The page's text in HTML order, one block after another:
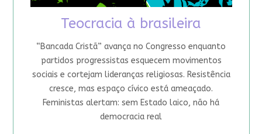
Teocracia à brasileira
“Bancada Cristã” avança no Congresso enquanto
partidos progressistas esquecem movimentos
sociais e cortejam lideranças religiosas. Resistência
cresce, mas espaço cívico está ameaçado.
Feministas alertam: sem Estado laico, não há
democracia real